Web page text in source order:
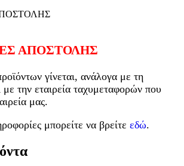
ΑΠΟΣΤΟΛΗΣ
γίνεται, ανάλογα με τη
με την εταιρεία ταχυμεταφορών που
μας.
μπορείτε να βρείτε εδώ.